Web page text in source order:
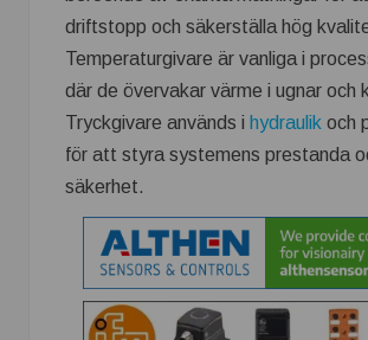
driftstopp och säkerställa hög
Temperaturgivare är vanliga i
där de övervakar värme i ugnar och
Tryckgivare används i hydraulik och
för att styra systemens prestanda
säkerhet.